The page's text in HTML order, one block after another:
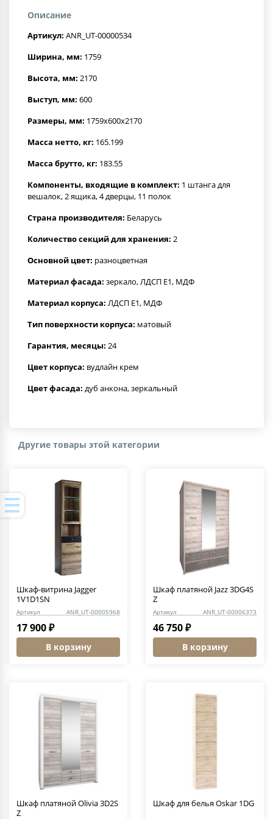
Описание
Артикул: ANR_UT-00000534
Ширина, мм: 1759
Высота, мм: 2170
Выступ, мм: 600
Размеры, мм: 1759х600х2170
Масса нетто, кг: 165.199
Масса брутто, кг: 183.55
Компоненты, входящие в комплект: 1 штанга для
вешалок, 2 ящика, 4 дверцы, 11 полок
Страна производителя: Беларусь
Количество секций для хранения: 2
Основной цвет: разноцветная
Материал фасада: зеркало, ЛДСП Е1, МДФ
Материал корпуса: ЛДСП Е1, МДФ
Тип поверхности корпуса: матовый
Гарантия, месяцы: 24
Цвет корпуса: вудлайн крем
Цвет фасада: дуб анкона, зеркальный
Другие товары этой категории
Шкаф-витрина Jagger
1V1D1SN
Артикул ANR_UT-00005968
17 900 ₽
В корзину
Шкаф платяной Jazz 3DG4S
Z
Артикул ANR_UT-00006373
46 750 ₽
В корзину
Шкаф платяной Olivia 3D2S
Z
Шкаф для белья Oskar 1DG